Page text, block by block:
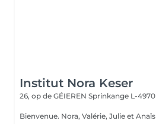
Institut Nora Keser
26, op de GÉIEREN Sprinkange L-4970
Bienvenue. Nora, Valérie, Julie et Anaïs vous accueillent dans un